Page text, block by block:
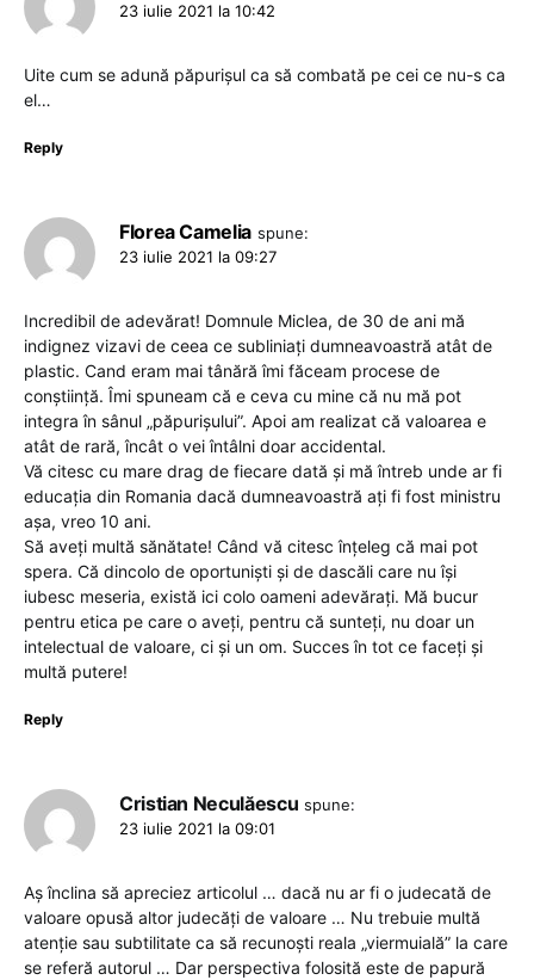
23 iulie 2021 la 10:42
Uite cum se adună păpurișul ca să combată pe cei ce nu-s ca
el…
Reply
Florea Camelia spune:
23 iulie 2021 la 09:27
Incredibil de adevărat! Domnule Miclea, de 30 de ani mă
indignez vizavi de ceea ce subliniați dumneavoastră atât de
plastic. Cand eram mai tânără îmi făceam procese de
conștiință. Îmi spuneam că e ceva cu mine că nu mă pot
integra în sânul „păpurișului”. Apoi am realizat că valoarea e
atât de rară, încât o vei întâlni doar accidental.
Vă citesc cu mare drag de fiecare dată și mă întreb unde ar fi
educația din Romania dacă dumneavoastră ați fi fost ministru
așa, vreo 10 ani.
Să aveți multă sănătate! Când vă citesc înțeleg că mai pot
spera. Că dincolo de oportuniști și de dascăli care nu își
iubesc meseria, există ici colo oameni adevărați. Mă bucur
pentru etica pe care o aveți, pentru că sunteți, nu doar un
intelectual de valoare, ci și un om. Succes în tot ce faceți și
multă putere!
Reply
Cristian Neculăescu spune:
23 iulie 2021 la 09:01
Aş înclina să apreciez articolul … dacă nu ar fi o judecată de
valoare opusă altor judecăţi de valoare … Nu trebuie multă
atenţie sau subtilitate ca să recunoşti reala „viermuială” la care
se referă autorul … Dar perspectiva folosită este de papură